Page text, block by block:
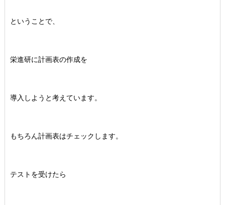
ということで、
栄進研に計画表の作成を
導入しようと考えています。
もちろん計画表はチェックします。
テストを受けたら